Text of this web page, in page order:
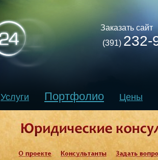
Заказать сайт
(391) 232-
Услуги Портфолио Цены